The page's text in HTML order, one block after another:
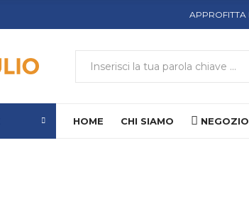
APPROFITTA
HOME CHI SIAMO NEGOZIO